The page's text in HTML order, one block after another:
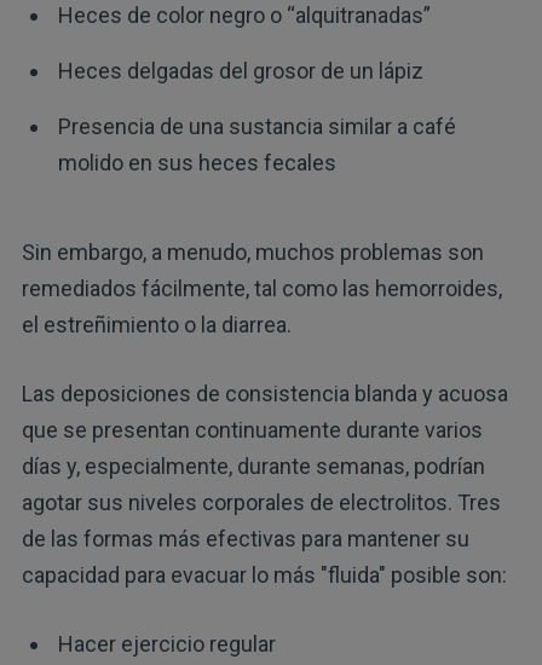
Heces de color negro o “alquitranadas”
Heces delgadas del grosor de un lápiz
Presencia de una sustancia similar a café
molido en sus heces fecales
Sin embargo, a menudo, muchos problemas son
remediados fácilmente, tal como las hemorroides,
el estreñimiento o la diarrea.
Las deposiciones de consistencia blanda y acuosa
que se presentan continuamente durante varios
días y, especialmente, durante semanas, podrían
agotar sus niveles corporales de electrolitos. Tres
de las formas más efectivas para mantener su
capacidad para evacuar lo más "fluida" posible son:
Hacer ejercicio regular